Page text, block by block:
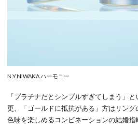
N.Y.NIWAKA ハーモニー
「プラチナだとシンプルすぎてしまう」
更、「ゴールドに抵抗がある」方はリン
色味を楽しめるコンビネーションの結婚指